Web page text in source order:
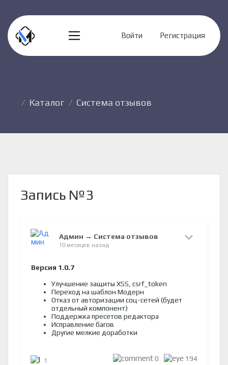
Войти Регистрация
Каталог Система отзывов
Запись №3
Админ → Система отзывов
10 месяцев назад
Версия 1.0.7
Улучшение защиты XSS, csrf_token
Переход на шаблон Модерн
Отказ от авторизации соц-сетей (будет
отдельный компонент)
Поддержка пресетов редактора
Исправление багов
Другие мелкие доработки
1 0 194